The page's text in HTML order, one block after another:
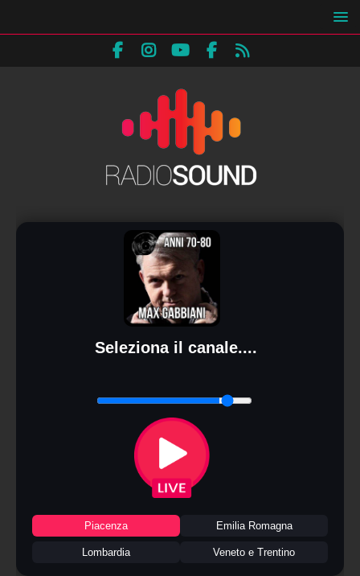
Seleziona il canale....
Piacenza Emilia Romagna
Lombardia Veneto e Trentino